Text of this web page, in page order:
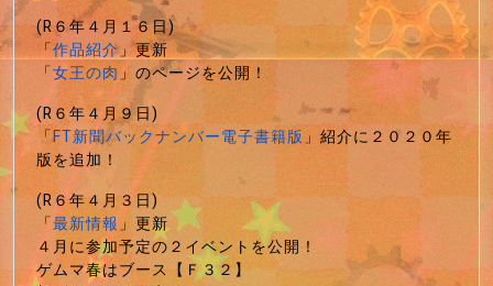
(R６年４月１６日)
「作品紹介」更新
「女王の肉」のページを公開！
(R６年４月９日)
「FT新聞バックナンバー電子書籍版」紹介に２０２０年
版を追加！
(R６年４月３日)
「最新情報」更新
４月に参加予定の２イベントを公開！
ゲムマ春はブース【Ｆ３２】